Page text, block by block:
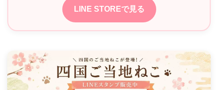
LINE STOREで見る